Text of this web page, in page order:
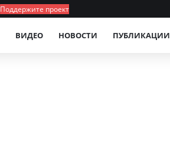
Поддержите проект
ВИДЕО НОВОСТИ ПУБЛИКАЦИИ